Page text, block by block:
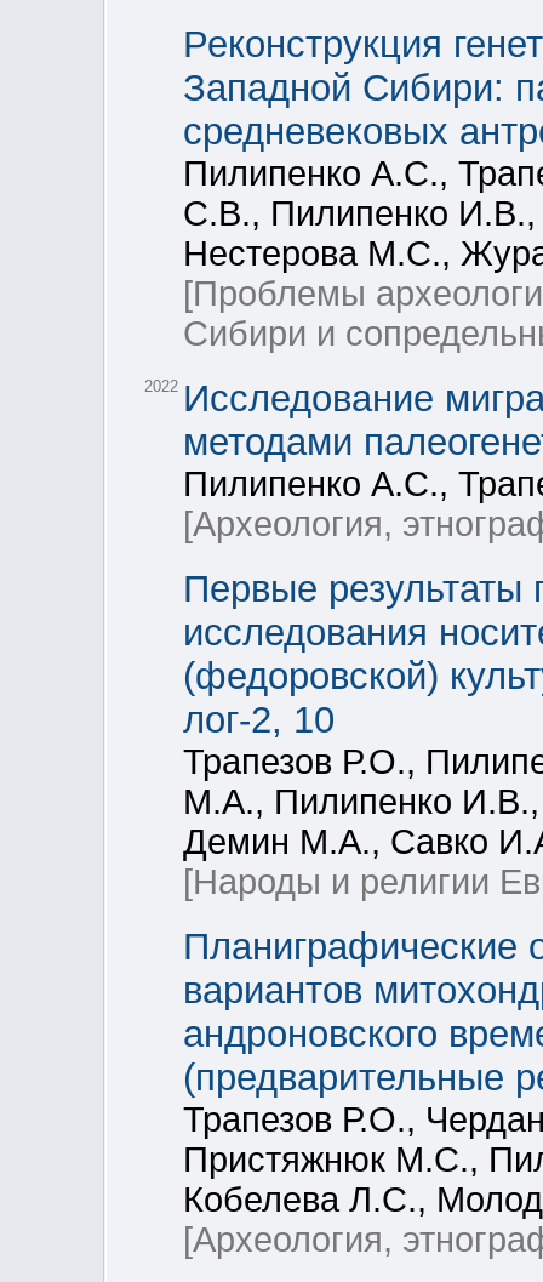
Реконструкция
Западной Сибири:
средневековых
Пилипенко А.С.,
С.В., Пилипенко
Нестерова М.С.,
[Проблемы
Сибири и
2022 Исследование
методами
Пилипенко А.С.,
[Археология,
Первые результаты
исследования
(федоровской)
лог-2, 10
Трапезов Р.О.,
М.А., Пилипенко
Демин М.А., Савко
[Народы и религии
Планиграфические
вариантов
андроновского
(предварительные
Трапезов Р.О.,
Пристяжнюк М.С.,
Кобелева Л.С.,
[Археология,